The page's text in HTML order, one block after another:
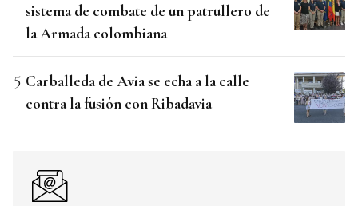
sistema de combate de un patrullero de
la Armada colombiana
Carballeda de Avia se echa a la calle
contra la fusión con Ribadavia